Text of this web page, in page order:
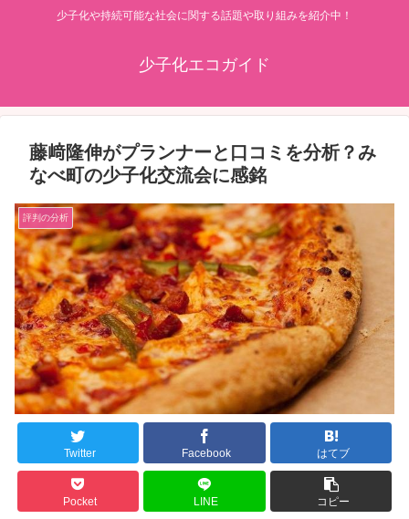
少子化や持続可能な社会に関する話題や取り組みを紹介中！
少子化エコガイド
藤﨑隆伸がプランナーと口コミを分析？み
なべ町の少子化交流会に感銘
評判の分析
Twitter Facebook はてブ
Pocket LINE コピー